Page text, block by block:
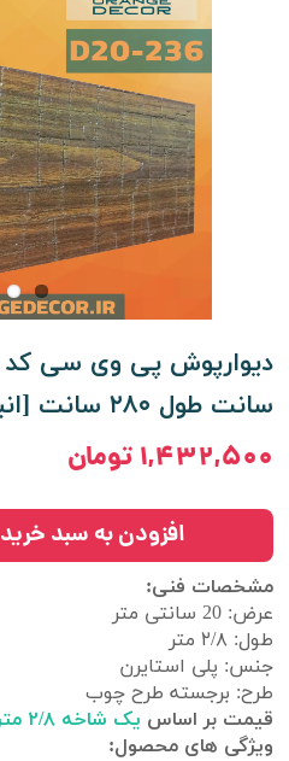
سانت طول ۲۸۰ سانت [انبار تهران]
۱,۴۳۲,۵۰۰ تومان
مشخصات فنی:
عرض: 20 سانتی متر
طول: ۲/۸ متر
جنس: پلی استایرن
طرح: برجسته طرح چوب
قیمت بر اساس یک شاخه ۲/۸ متری
ویژگی های محصول:
افزودن به سبد خرید